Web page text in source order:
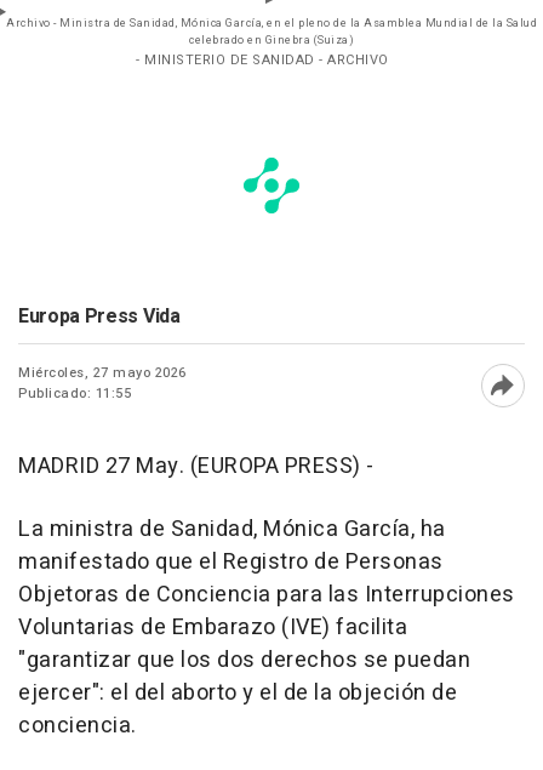
Archivo - Ministra de Sanidad, Mónica García, en el pleno de la Asamblea Mundial de la Salud
celebrado en Ginebra (Suiza)
- MINISTERIO DE SANIDAD - ARCHIVO
Europa Press Vida
Miércoles, 27 mayo 2026
Publicado: 11:55
MADRID 27 May. (EUROPA PRESS) -
La ministra de Sanidad, Mónica García, ha
manifestado que el Registro de Personas
Objetoras de Conciencia para las Interrupciones
Voluntarias de Embarazo (IVE) facilita
"garantizar que los dos derechos se puedan
ejercer": el del aborto y el de la objeción de
conciencia.